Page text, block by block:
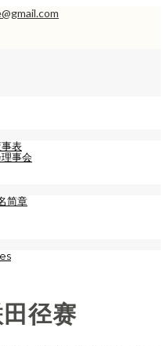
表
事会
简章
径赛